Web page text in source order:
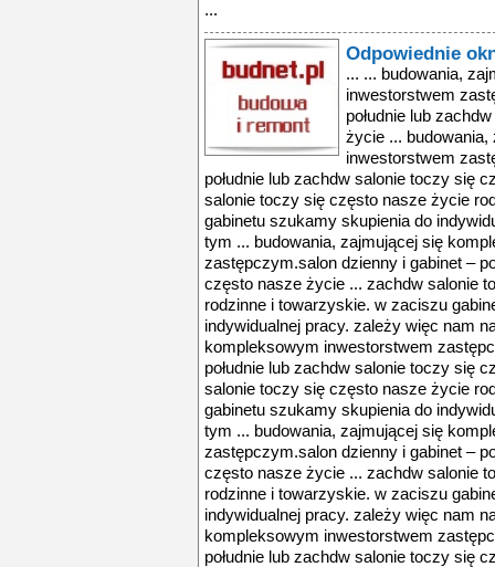
...
Odpowiednie
... ... budowania,
inwestorstwem
południe lub
życie ...
inwestorstwem
południe lub zachdw salonie toczy się
salonie toczy się często nasze życie
gabinetu szukamy skupienia do
tym ... budowania, zajmującej się
zastępczym.salon dzienny i gabinet –
często nasze życie ... zachdw salonie
rodzinne i towarzyskie. w zaciszu
indywidualnej pracy. zależy więc nam
kompleksowym inwestorstwem
południe lub zachdw salonie toczy się
salonie toczy się często nasze życie
gabinetu szukamy skupienia do
tym ... budowania, zajmującej się
zastępczym.salon dzienny i gabinet –
często nasze życie ... zachdw salonie
rodzinne i towarzyskie. w zaciszu
indywidualnej pracy. zależy więc nam
kompleksowym inwestorstwem
południe lub zachdw salonie toczy się